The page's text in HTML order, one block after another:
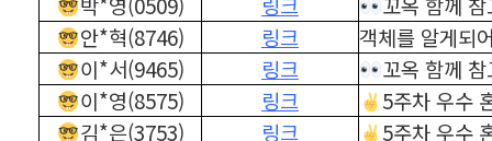
안*혁(8746)
링크
객체를 알게되
이*서(9465)
링크
꼬옥 함께
이*영(8575)
링크
5주차 우수
김*은(3753)
링크 5주차 우수